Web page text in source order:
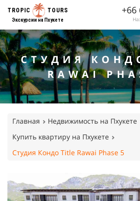
TROPIC TOURS
Экскурсии на Пхукете
+66
СТУДИЯ
RAWAI
Главная
Недвижимость на Пхукете
Купить квартиру на Пхукете
Студия Кондо Title Rawai Phase 5